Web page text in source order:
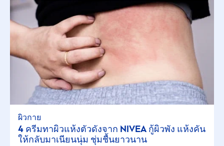
ผิวกาย
4 ครีมทาผิวแห้งตัวดังจาก NIVEA กู้ผิวพัง แห้งคัน
ให้กลับมาเนียนนุ่ม ชุ่มชื้นยาวนาน